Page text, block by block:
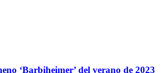
‘Barbiheimer’ del verano de 2023